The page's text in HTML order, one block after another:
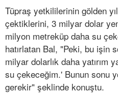
Tüpraş yetkililerinin gölden
çektiklerini, 3 milyar dolar
milyon metreküp daha su
hatırlatan Bal, "Peki, bu işin
milyar dolarlık daha yatırım
su çekeceğim.' Bunun sonu
gerekir" şeklinde konuştu.